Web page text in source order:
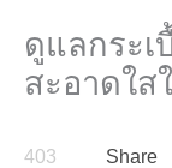
ดูแลกระเ
สะอาดใส
403
Share